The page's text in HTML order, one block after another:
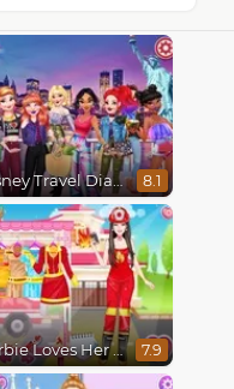
Disney Travel Diaries: City Break 8.1
Barbie Loves Her Job 7.9